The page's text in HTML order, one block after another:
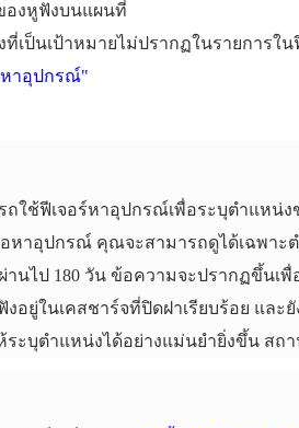
องหูฟังบนแผนที่
เป็นเป้าหมายไม่ปรากฏในรายการ
หาอุปกรณ์"
ถใช้ฟีเจอร์หาอุปกรณ์เพื่อระบุตำแหน่
หาอุปกรณ์ คุณจะสามารถดูได้เฉพาะต
านไป 180 วัน ข้อความจะปรากฏขึ้นเ
อยู่ในเคสชาร์จที่ปิดฝาเรียบร้อย แล
ระบุตำแหน่งได้อย่างแม่นยำยิ่งขึ้น สถ